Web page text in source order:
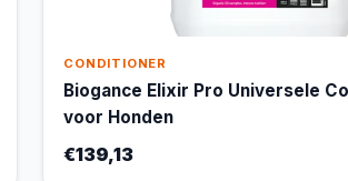
CONDITIONER
Biogance Elixir Pro Universele
voor Honden
€139,13